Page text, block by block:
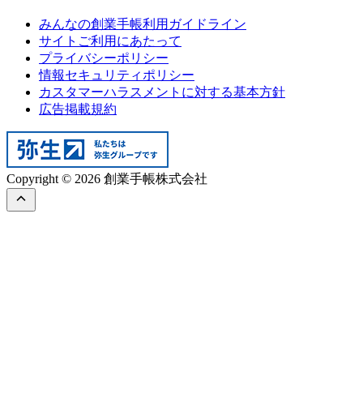
みんなの創業手帳利用ガイドライン
サイトご利用にあたって
プライバシーポリシー
情報セキュリティポリシー
カスタマーハラスメントに対する基本方針
広告掲載規約
Copyright © 2026 創業手帳株式会社